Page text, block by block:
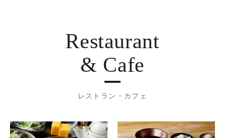
Restaurant
& Cafe
レストラン・カフェ